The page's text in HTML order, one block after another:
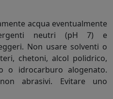
acqua eventualmente
neutri (pH 7) e
Non usare solventi o
chetoni, alcol polidrico,
o idrocarburo alogenato.
abrasivi. Evitare uno